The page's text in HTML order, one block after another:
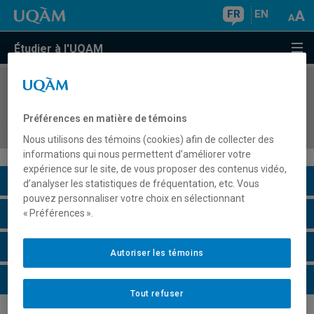
FR EN
Étudier à l'UQAM
COURS//
journalistes
Description du cours
Horaire - Été 2026
Horaire - Automne 2026
Horaire - Hiver 2027
Préférences en matière de témoins
Nous utilisons des témoins (cookies) afin de collecter des
informations qui nous permettent d’améliorer votre
expérience sur le site, de vous proposer des contenus vidéo,
d’analyser les statistiques de fréquentation, etc. Vous
pouvez personnaliser votre choix en sélectionnant
« Préférences ».
Tout refuser
Autoriser les témoins